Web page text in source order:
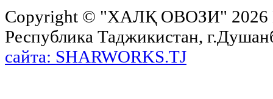
Copyright © "ХАЛҚ ОВОЗИ"
Республика Таджикистан,
сайта: SHARWORKS.TJ